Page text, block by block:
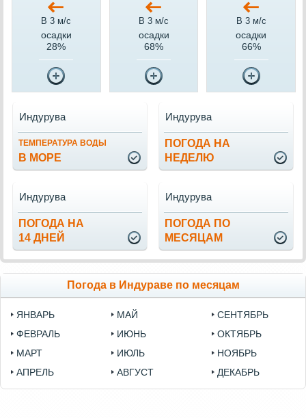
В 3 м/c
осадки
28%
В 3 м/c
осадки
68%
В 3 м/c
осадки
66%
ТЕМПЕРАТУРА ВОДЫ
В МОРЕ
Индурува
ПОГОДА НА
НЕДЕЛЮ
Индурува
ПОГОДА НА
14 ДНЕЙ
Индурува
ПОГОДА ПО
МЕСЯЦАМ
Индурува
Погода в Индураве по месяцам
ЯНВАРЬ
ФЕВРАЛЬ
МАРТ
АПРЕЛЬ
МАЙ
ИЮНЬ
ИЮЛЬ
АВГУСТ
СЕНТЯБРЬ
ОКТЯБРЬ
НОЯБРЬ
ДЕКАБРЬ